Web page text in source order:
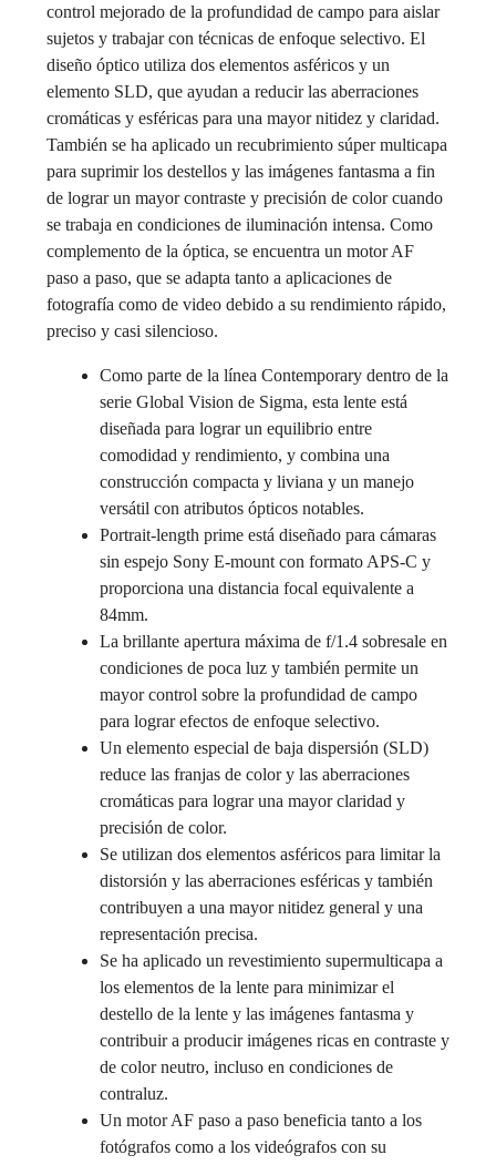
control mejorado de la profundidad de campo para aislar
sujetos y trabajar con técnicas de enfoque selectivo. El
diseño óptico utiliza dos elementos asféricos y un
elemento SLD, que ayudan a reducir las aberraciones
cromáticas y esféricas para una mayor nitidez y claridad.
También se ha aplicado un recubrimiento súper multicapa
para suprimir los destellos y las imágenes fantasma a fin
de lograr un mayor contraste y precisión de color cuando
se trabaja en condiciones de iluminación intensa. Como
complemento de la óptica, se encuentra un motor AF
paso a paso, que se adapta tanto a aplicaciones de
fotografía como de video debido a su rendimiento rápido,
preciso y casi silencioso.
Como parte de la línea Contemporary dentro de la
serie Global Vision de Sigma, esta lente está
diseñada para lograr un equilibrio entre
comodidad y rendimiento, y combina una
construcción compacta y liviana y un manejo
versátil con atributos ópticos notables.
Portrait-length prime está diseñado para cámaras
sin espejo Sony E-mount con formato APS-C y
proporciona una distancia focal equivalente a
84mm.
La brillante apertura máxima de f/1.4 sobresale en
condiciones de poca luz y también permite un
mayor control sobre la profundidad de campo
para lograr efectos de enfoque selectivo.
Un elemento especial de baja dispersión (SLD)
reduce las franjas de color y las aberraciones
cromáticas para lograr una mayor claridad y
precisión de color.
Se utilizan dos elementos asféricos para limitar la
distorsión y las aberraciones esféricas y también
contribuyen a una mayor nitidez general y una
representación precisa.
Se ha aplicado un revestimiento supermulticapa a
los elementos de la lente para minimizar el
destello de la lente y las imágenes fantasma y
contribuir a producir imágenes ricas en contraste y
de color neutro, incluso en condiciones de
contraluz.
Un motor AF paso a paso beneficia tanto a los
fotógrafos como a los videógrafos con su